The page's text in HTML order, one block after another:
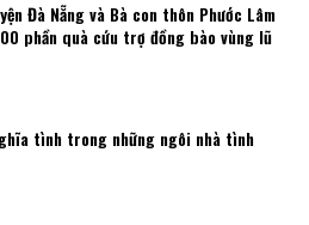
Đà Nẵng và Bà con thôn Phước Lâm
phần quà cứu trợ đồng bào vùng lũ
tình trong những ngôi nhà tình